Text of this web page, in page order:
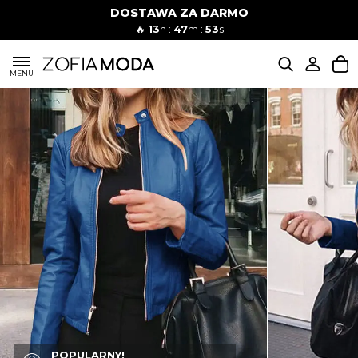
DOSTAWA ZA DARMO
🔥 13h : 47m : 52s
MENU
SUKIENKI
KOMPLETY
JEANSY
SZORTY
MODA PLAŻOWA
BLUZKI
POPULARNY!